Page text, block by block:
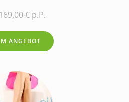
€ p.P.
ANGEBOT